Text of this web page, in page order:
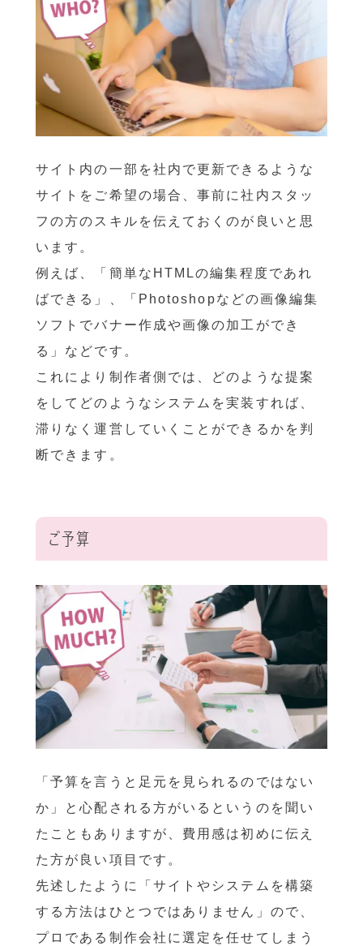
サイト内の一部を社内で更新できるような
サイトをご希望の場合、事前に社内スタッ
フの方のスキルを伝えておくのが良いと思
います。
例えば、「簡単なHTMLの編集程度であれ
ばできる」、「Photoshopなどの画像編集
ソフトでバナー作成や画像の加工ができ
る」などです。
これにより制作者側では、どのような提案
をしてどのようなシステムを実装すれば、
滞りなく運営していくことができるかを判
断できます。
ご予算
「予算を言うと足元を見られるのではない
か」と心配される方がいるというのを聞い
たこともありますが、費用感は初めに伝え
た方が良い項目です。
先述したように「サイトやシステムを構築
する方法はひとつではありません」ので、
プロである制作会社に選定を任せてしまう